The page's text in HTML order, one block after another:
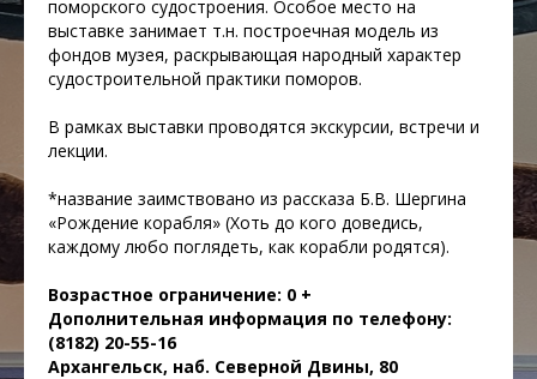
поморского судостроения. Особое место на
выставке занимает т.н. построечная модель из
фондов музея, раскрывающая народный характер
судостроительной практики поморов.
В рамках выставки проводятся экскурсии, встречи и
лекции.
*название заимствовано из рассказа Б.В. Шергина
«Рождение корабля» (Хоть до кого доведись,
каждому любо поглядеть, как корабли родятся).
Возрастное ограничение: 0 +
Дополнительная информация по телефону:
(8182) 20-55-16
Архангельск, наб. Северной Двины, 80